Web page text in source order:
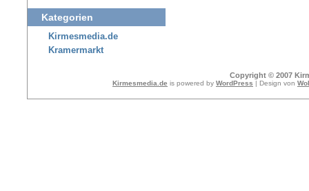
Kategorien
Kirmesmedia.de
Kramermarkt
Copyright © 2007
Kirmesmedia.de is powered by WordPress | Design von